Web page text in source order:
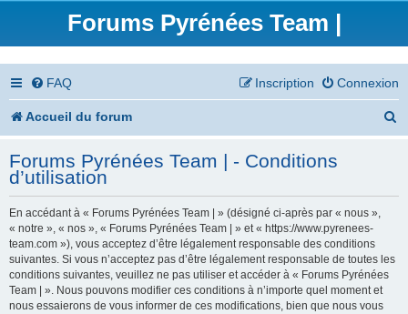
Forums Pyrénées Team |
FAQ Connexion
Inscription
Accueil du forum
h
Forums Pyrénées Team | - Conditions
d’utilisation
En accédant à « Forums Pyrénées Team | » (désigné ci-après par « nous »,
« notre », « nos », « Forums Pyrénées Team | » et « https://www.pyrenees-
team.com »), vous acceptez d’être légalement responsable des conditions
suivantes. Si vous n’acceptez pas d’être légalement responsable de toutes les
conditions suivantes, veuillez ne pas utiliser et accéder à « Forums Pyrénées
Team | ». Nous pouvons modifier ces conditions à n’importe quel moment et
nous essaierons de vous informer de ces modifications, bien que nous vous